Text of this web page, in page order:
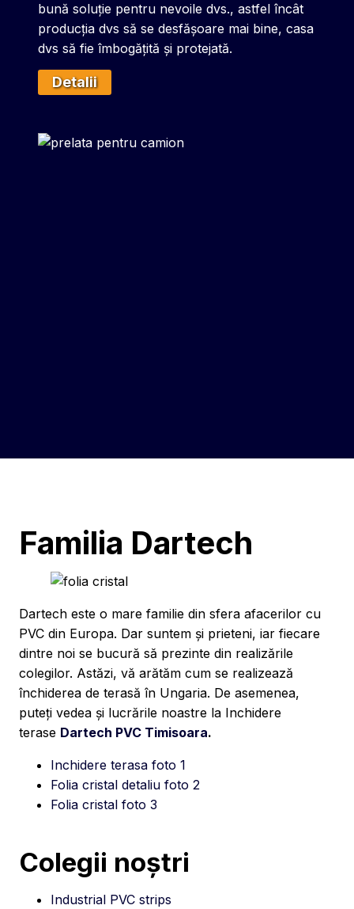
bună soluție pentru nevoile dvs., astfel încât
producția dvs să se desfășoare mai bine, casa
dvs să fie îmbogățită și protejată.
Detalii
Familia Dartech
Dartech este o mare familie din sfera afacerilor cu
PVC din Europa. Dar suntem și prieteni, iar fiecare
dintre noi se bucură să prezinte din realizările
colegilor. Astăzi, vă arătăm cum se realizează
închiderea de terasă în Ungaria. De asemenea,
puteți vedea și lucrările noastre la Inchidere
terase Dartech PVC Timisoara.
Inchidere terasa foto 1
Folia cristal detaliu foto 2
Folia cristal foto 3
Colegii noștri
Industrial PVC strips